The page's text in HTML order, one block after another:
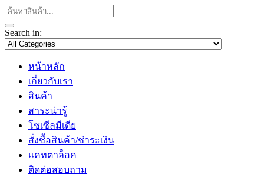
Search in:
หน้าหลัก
เกี่ยวกับเรา
สินค้า
สาระน่ารู้
โซเซีลมีเดีย
สั่งซื้อสินค้า/ชำระเงิน
แคทตาล็อค
ติดต่อสอบถาม